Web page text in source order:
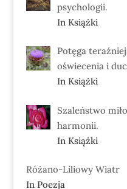
psychologii.
In Książki
Potęga
oświecenia i
In Książki
Szaleństwo
harmonii.
In Książki
Różano-Liliowy Wiatr
In Poezja